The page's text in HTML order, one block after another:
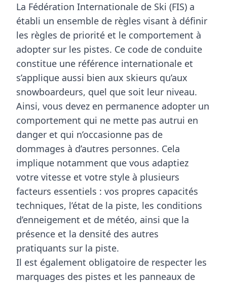
La Fédération Internationale de Ski (FIS) a
établi un ensemble de règles visant à définir
les règles de priorité et le comportement à
adopter sur les pistes. Ce code de conduite
constitue une référence internationale et
s’applique aussi bien aux skieurs qu’aux
snowboardeurs, quel que soit leur niveau.
Ainsi, vous devez en permanence adopter un
comportement qui ne mette pas autrui en
danger et qui n’occasionne pas de
dommages à d’autres personnes. Cela
implique notamment que vous adaptiez
votre vitesse et votre style à plusieurs
facteurs essentiels : vos propres capacités
techniques, l’état de la piste, les conditions
d’enneigement et de météo, ainsi que la
présence et la densité des autres
pratiquants sur la piste.
Il est également obligatoire de respecter les
marquages des pistes et les panneaux de